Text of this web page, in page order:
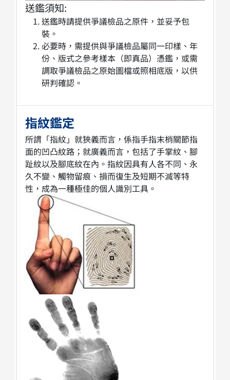
送鑑須知:
送鑑時請提供爭議檢品之原件，並妥予包
裝。
必要時，需提供與爭議檢品屬同一印樣、年
份、版式之參考樣本（即真品）憑鑑，或需
調取爭議檢品之原始圖檔或照相底版，以供
研判確認。
指紋鑑定
所謂「指紋」就狹義而言，係指手指末梢關節指
面的凹凸紋路；就廣義而言，包括了手掌紋、腳
趾紋以及腳底紋在內。指紋因具有人各不同、永
久不變、觸物留痕、損而復生及短期不滅等特
性，成為一種極佳的個人識別工具。